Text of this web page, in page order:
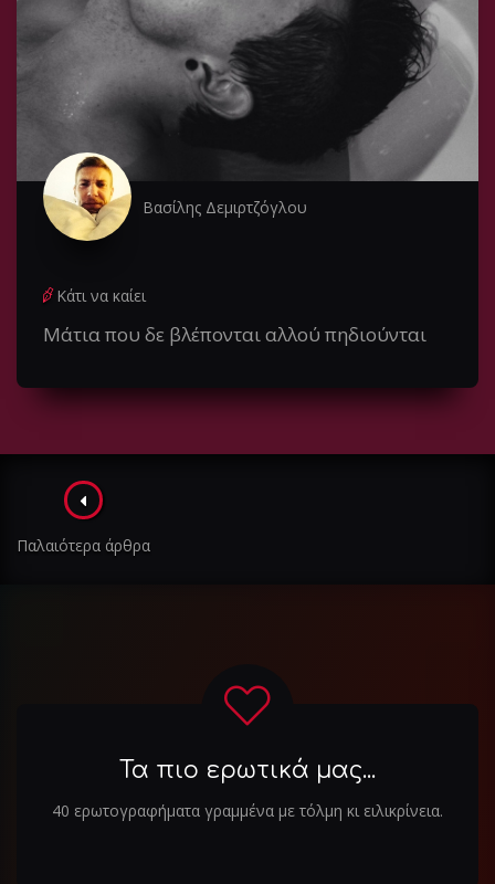
Βασίλης Δεμιρτζόγλου
Κάτι να καίει
Μάτια που δε βλέπονται αλλού πηδιούνται
Πλοήγηση
στα
Παλαιότερα άρθρα
Τα πιο ερωτικά μας...
40 ερωτογραφήματα γραμμένα με τόλμη κι ειλικρίνεια.